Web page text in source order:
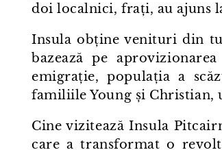
doi localnici, frați, au ajuns
Insula obține venituri din
bazează pe
emigrație, populația a
familiile Young și
Cine vizitează Insula
care a transformat o